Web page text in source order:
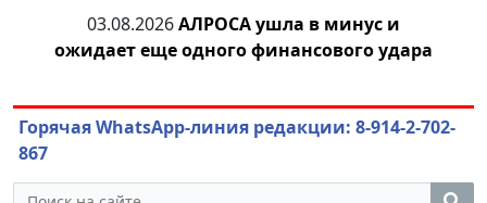
03.08.2026АЛРОСА ушла в минус и
ожидает еще одного финансового удара
Горячая WhatsApp-линия редакции: 8-914-2-702-
867